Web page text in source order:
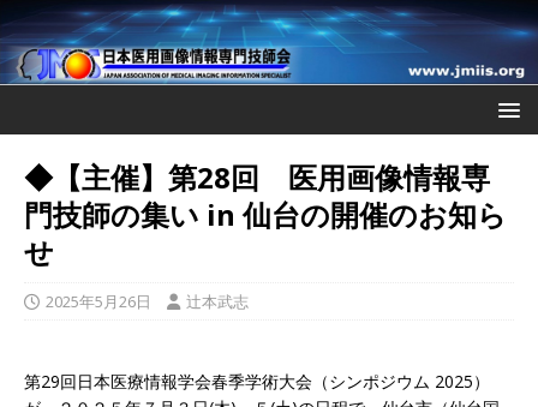
◆【主催】第28回 医用画像情報専
門技師の集い in 仙台の開催のお知ら
せ
2025年5月26日 辻本武志
第29回日本医療情報学会春季学術大会（シンポジウム 2025）